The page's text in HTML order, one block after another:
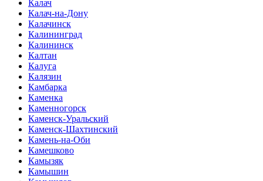
Калач
Калач-на-Дону
Калачинск
Калининград
Калининск
Калтан
Калуга
Калязин
Камбарка
Каменка
Каменногорск
Каменск-Уральский
Каменск-Шахтинский
Камень-на-Оби
Камешково
Камызяк
Камышин